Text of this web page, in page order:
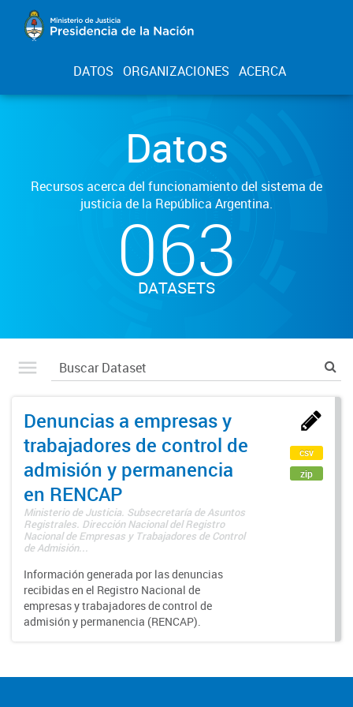
DATOS ORGANIZACIONES ACERCA
Datos
Recursos acerca del funcionamiento del sistema de
justicia de la República Argentina.
063
DATASETS
Denuncias a empresas y
trabajadores de control de
admisión y permanencia
en RENCAP
Ministerio de Justicia. Subsecretaría de Asuntos
Registrales. Dirección Nacional del Registro
Nacional de Empresas y Trabajadores de Control
de Admisión...
Información generada por las denuncias
recibidas en el Registro Nacional de
empresas y trabajadores de control de
admisión y permanencia (RENCAP).
csv
zip